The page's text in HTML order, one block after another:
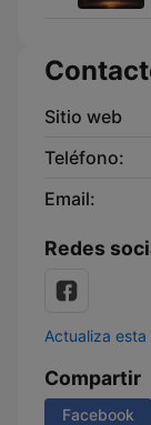
Sitio web
Teléfono:
Email:
Redes
Actualiza
Compartir
Facebook